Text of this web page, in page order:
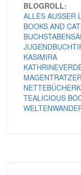
BLOGROLL:
ALLES AUSSER
BOOKS AND
KASIMIRA
TEALICIOUS